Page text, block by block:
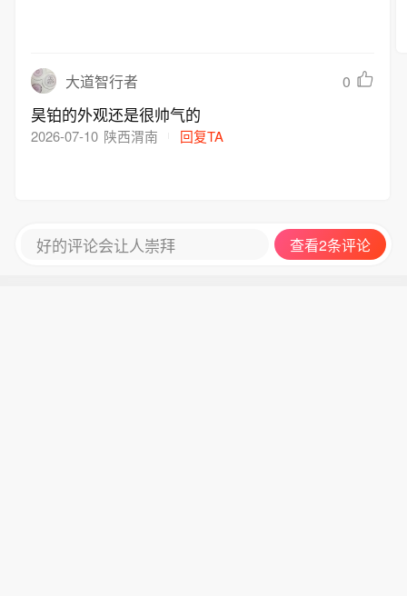
大道智行者 0
昊铂的外观还是很帅气的
2026-07-10 陕西渭南 回复TA
好的评论会让人崇拜 查看2条评论